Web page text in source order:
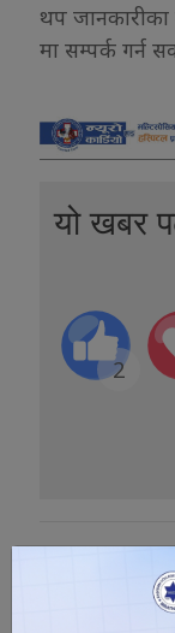
थप जानकारीका
मा सम्पर्क गर्न
यो खबर
2